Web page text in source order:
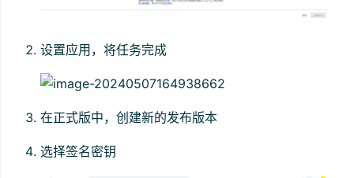
设置应用，将任务完成
在正式版中，创建新的发布版本
选择签名密钥